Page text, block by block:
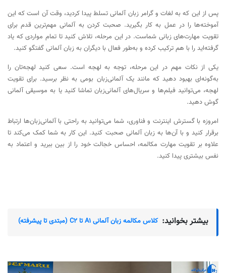
پس از این که به لغات و گرامر زبان آلمانی تسلط پیدا کردید، وقت آن است که این
آموخته‌ها را در عمل به کار بگیرید. صحبت کردن به آلمانی مهم‌ترین قدم برای
تقویت مهارت‌های زبانی شماست. در این مرحله، تلاش کنید تا تمام مواردی که یاد
گرفته‌اید را با هم ترکیب کرده و به‌طور فعال با دیگران به زبان آلمانی گفتگو کنید.
یکی از نکات مهم در این مرحله، توجه به لهجه است. سعی کنید لهجه‌تان را
به‌گونه‌ای بهبود دهید که مانند یک آلمانی‌زبان بومی به نظر برسید. برای تقویت
لهجه، می‌توانید فیلم‌ها و سریال‌های آلمانی‌زبان تماشا کنید یا به موسیقی آلمانی
گوش دهید.
امروزه با گسترش اینترنت و فناوری، شما می‌توانید به راحتی با آلمانی‌زبان‌ها ارتباط
برقرار کنید و با آن‌ها به زبان آلمانی صحبت کنید. این کار به شما کمک می‌کند تا
علاوه بر تقویت مهارت مکالمه، احساس خجالت خود را از بین ببرید و اعتماد به
نفس بیشتری پیدا کنید.
بیشتر بخوانید: کلاس مکالمه زبان آلمانی A1 تا C2 (مبتدی تا پیشرفته)